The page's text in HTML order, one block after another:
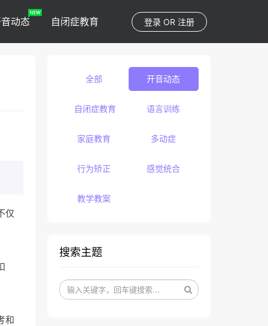
登录 OR 注册
动态 自闭症教育
仅
和
全部 开音动态
自闭症教育 语言训练
家庭教育 多动症
行为矫正 感觉统合
教学教案
搜索主题